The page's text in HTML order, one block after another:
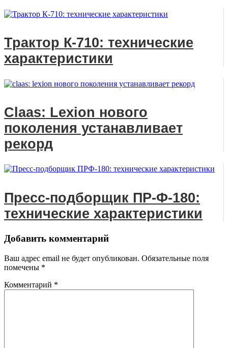
Трактор К-710: технические
характеристики
Claas: Lexion нового
поколения устанавливает
рекорд
Пресс-подборщик ПР-Ф-180:
технические характеристики
Добавить комментарий
Ваш адрес email не будет опубликован. Обязательные поля
помечены *
Комментарий *